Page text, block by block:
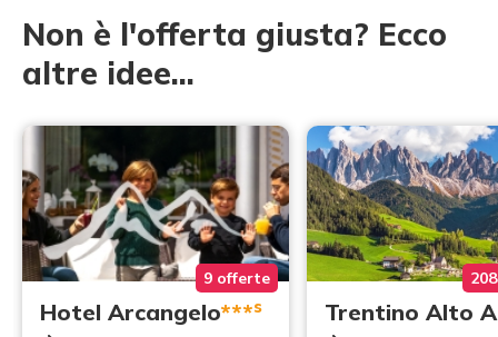
Non è l'offerta giusta? Ecco
altre idee...
9 offerte
Hotel Arcangelo***s Trentino Alto